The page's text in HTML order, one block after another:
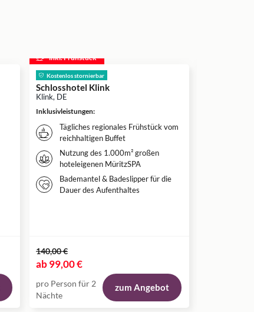
inkl. Frühstück
Kostenlos stornierbar
Schlosshotel Klink
Klink, DE
Inklusivleistungen:
Tägliches regionales Frühstück vom
reichhaltigen Buffet
Nutzung des 1.000m² großen
hoteleigenen MüritzSPA
Bademantel & Badeslipper für die
Dauer des Aufenthaltes
140,00 €
ab99,00 €
pro Person für 2
Nächte
zum Angebot